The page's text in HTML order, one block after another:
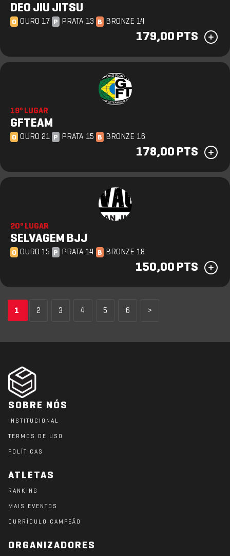
DEO JIU JITSU
O OURO 17 P PRATA 13 B BRONZE 14
179,00 PTS
19º LUGAR
GFTEAM
O OURO 21 P PRATA 15 B BRONZE 16
178,00 PTS
20º LUGAR
SELVAGEM BJJ
O OURO 15 P PRATA 14 B BRONZE 18
150,00 PTS
1 2 3 4 5 6 >
SOBRE NÓS
INSTITUCIONAL
TERMOS DE USO
POLÍTICAS
ATLETAS
RANKING
MAIS EVENTOS
CURRÍCULO CAMPEÃO
ORGANIZADORES